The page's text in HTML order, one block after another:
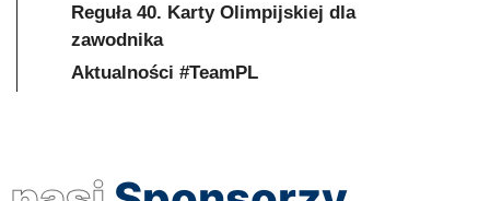
Reguła 40. Karty Olimpijskiej dla
zawodnika
Aktualności #TeamPL